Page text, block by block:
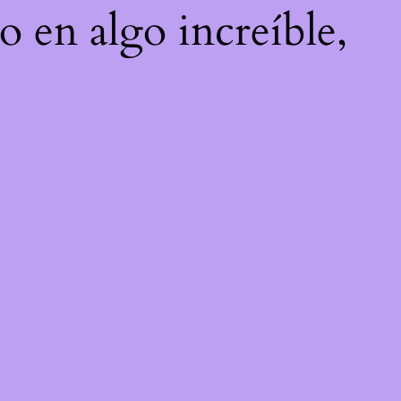
en algo increíble,